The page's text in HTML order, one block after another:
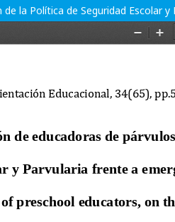
la Política de Seguridad Escolar